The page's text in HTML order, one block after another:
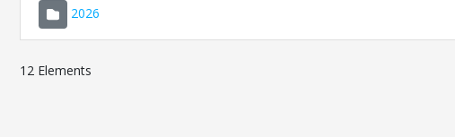
2026
12 Elements